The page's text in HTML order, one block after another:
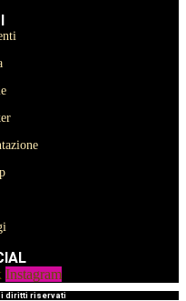
Instagram
i diritti riservati